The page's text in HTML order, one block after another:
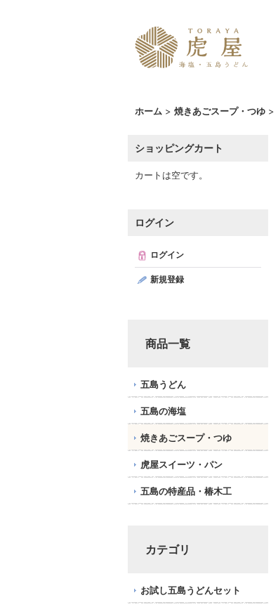
ホーム > 焼きあごスープ・つゆ >
ショッピングカート
カートは空です。
ログイン
ログイン
新規登録
商品一覧
五島うどん
五島の海塩
焼きあごスープ・つゆ
虎屋スイーツ・パン
五島の特産品・椿木工
カテゴリ
お試し五島うどんセット